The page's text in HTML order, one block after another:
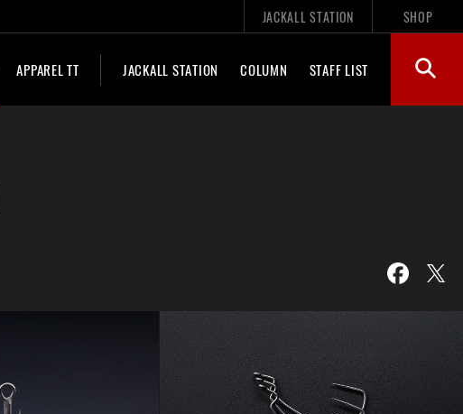
JACKALL STATION SHOP
APPAREL TT JACKALL STATION COLUMN STAFF LIST